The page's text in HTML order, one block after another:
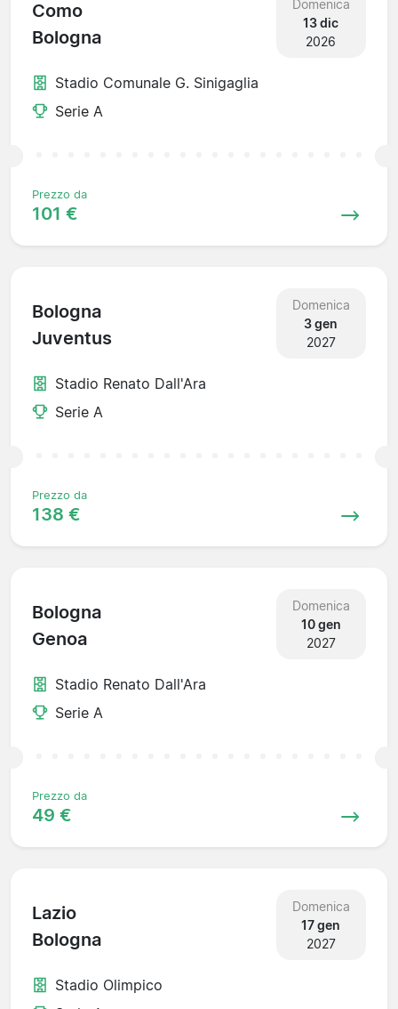
Como
Bologna
Domenica
13 dic
2026
Stadio Comunale G. Sinigaglia
Serie A
Prezzo da
101 €
Bologna
Juventus
Domenica
3 gen
2027
Stadio Renato Dall'Ara
Serie A
Prezzo da
138 €
Bologna
Genoa
Domenica
10 gen
2027
Stadio Renato Dall'Ara
Serie A
Prezzo da
49 €
Lazio
Bologna
Domenica
17 gen
2027
Stadio Olimpico